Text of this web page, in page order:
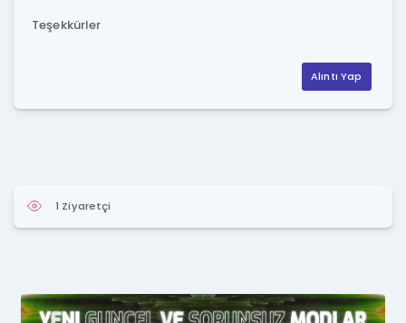
Teşekkürler
Alıntı Yap
1 Ziyaretçi